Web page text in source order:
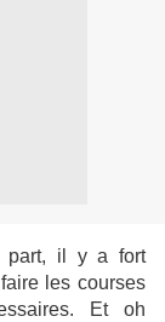
part, il y a fort
les courses
Et oh